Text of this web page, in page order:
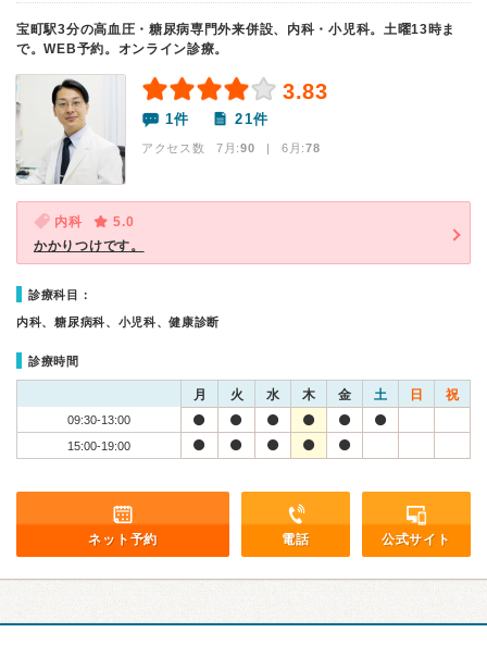
宝町駅3分の高血圧・糖尿病専門外来併設、内科・小児科。土曜13時ま
で。WEB予約。オンライン診療。
3.83
1件 21件
アクセス数 7月:90 | 6月:78
内科
5.0
かかりつけです。
診療科目：
内科、糖尿病科、小児科、健康診断
診療時間
月 火 水 木 金 土 日 祝
09:30-13:00
15:00-19:00
ネット予約 電話 公式サイト